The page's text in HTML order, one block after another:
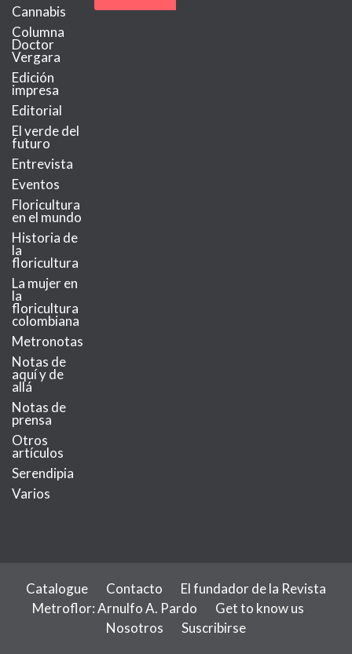
Cannabis
Columna
Doctor
Vergara
Edición
impresa
Editorial
El verde del
futuro
Entrevista
Eventos
Floricultura
en el mundo
Historia de
la
floricultura
La mujer en
la
floricultura
colombiana
Metronotas
Notas de
aquí y de
allá
Notas de
prensa
Otros
artículos
Serendipia
Varios
Catalogue Contacto
El fundador de la Revista
Metroflor: Arnulfo A. Pardo
Get to know us
Nosotros
Suscribirse